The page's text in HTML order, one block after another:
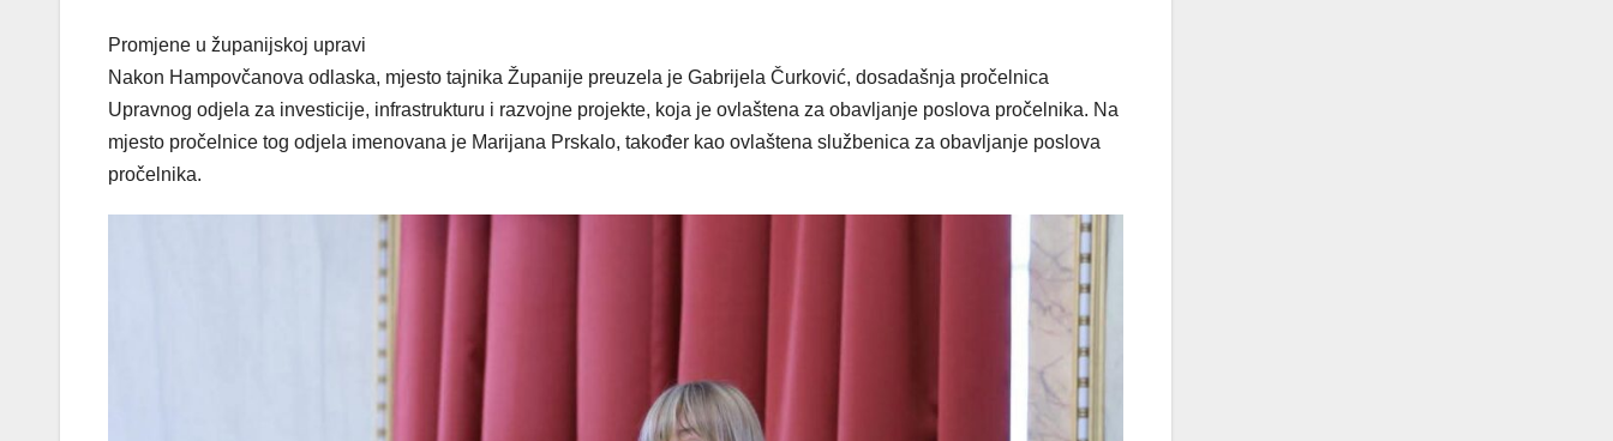
Promjene u županijskoj upravi
Nakon Hampovčanova odlaska, mjesto tajnika Županije preuzela je Gabrijela Čurković, dosadašnja pročelnica
Upravnog odjela za investicije, infrastrukturu i razvojne projekte, koja je ovlaštena za obavljanje poslova pročelnika. Na
mjesto pročelnice tog odjela imenovana je Marijana Prskalo, također kao ovlaštena službenica za obavljanje poslova
pročelnika.